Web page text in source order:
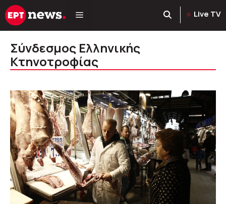
Μετάβαση
σε
Live TV
Σύνδεσμος Ελληνικής
Κτηνοτροφίας